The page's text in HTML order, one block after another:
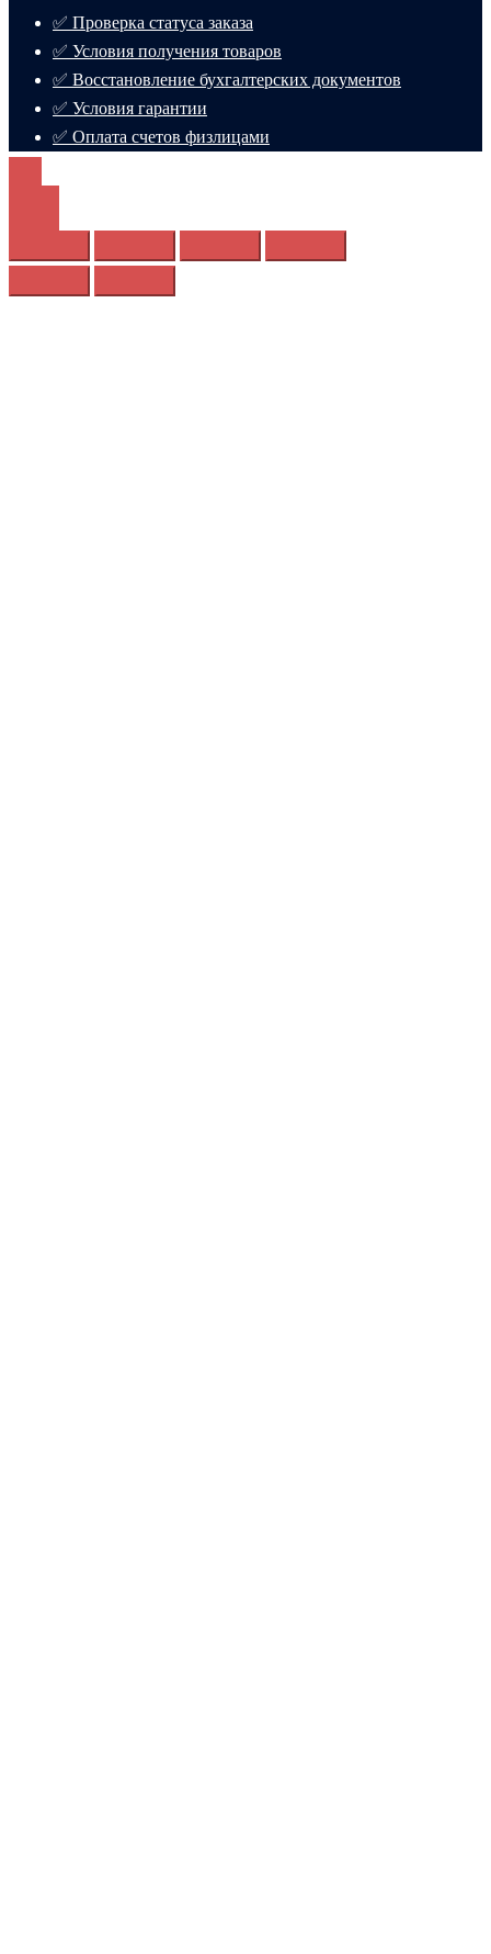
✅ Проверка статуса заказа
✅ Условия получения товаров
✅ Восстановление бухгалтерских документов
✅ Условия гарантии
✅ Оплата счетов физлицами